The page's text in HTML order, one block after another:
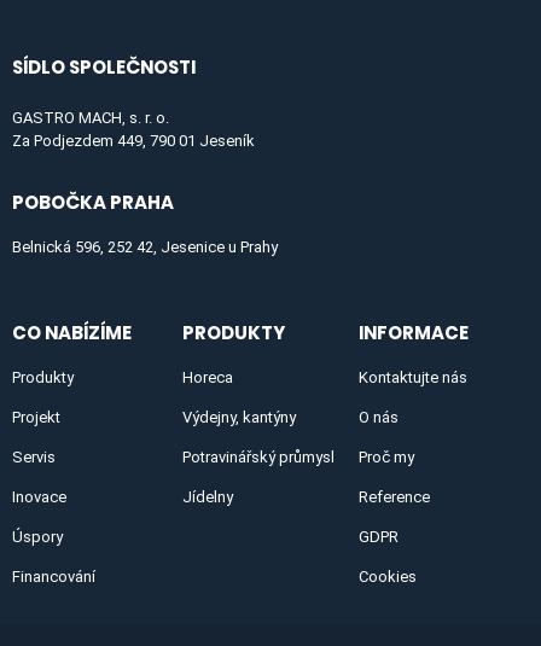
SÍDLO SPOLEČNOSTI
GASTRO MACH, s. r. o.
Za Podjezdem 449, 790 01 Jeseník
POBOČKA PRAHA
Belnická 596, 252 42, Jesenice u Prahy
CO NABÍZÍME
Produkty
Projekt
Servis
Inovace
Úspory
Financování
PRODUKTY
Horeca
Výdejny, kantýny
Potravinářský průmysl
Jídelny
INFORMACE
Kontaktujte nás
O nás
Proč my
Reference
GDPR
Cookies